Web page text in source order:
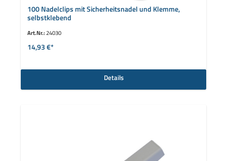
100 Nadelclips mit Sicherheitsnadel und Klemme,
selbstklebend
Art.Nr.:24030
14,93 €*
Details